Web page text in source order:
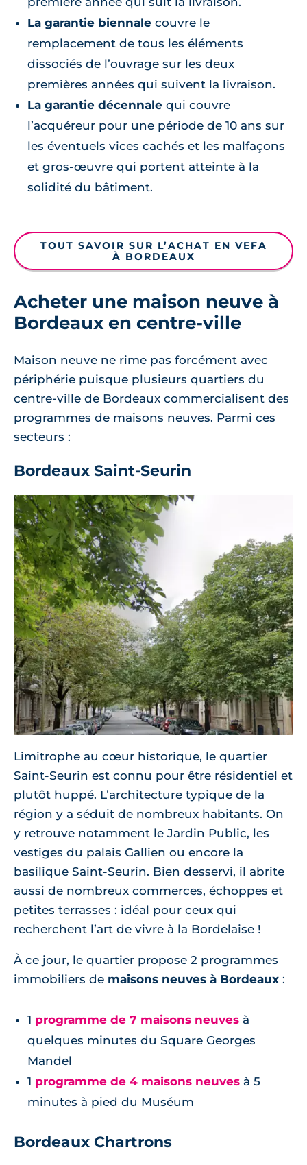
La garantie biennale couvre le
remplacement de tous les éléments
dissociés de l’ouvrage sur les deux
premières années qui suivent la livraison.
La garantie décennale qui couvre
l’acquéreur pour une période de 10 ans sur
les éventuels vices cachés et les malfaçons
et gros-œuvre qui portent atteinte à la
solidité du bâtiment.
TOUT SAVOIR SUR L’ACHAT EN VEFA
À BORDEAUX
Acheter une maison neuve à
Bordeaux en centre-ville
Maison neuve ne rime pas forcément avec
périphérie puisque plusieurs quartiers du
centre-ville de Bordeaux commercialisent des
programmes de maisons neuves. Parmi ces
secteurs :
Bordeaux Saint-Seurin
Limitrophe au cœur historique, le quartier
Saint-Seurin est connu pour être résidentiel et
plutôt huppé. L’architecture typique de la
région y a séduit de nombreux habitants. On
y retrouve notamment le Jardin Public, les
vestiges du palais Gallien ou encore la
basilique Saint-Seurin. Bien desservi, il abrite
aussi de nombreux commerces, échoppes et
petites terrasses : idéal pour ceux qui
recherchent l’art de vivre à la Bordelaise !
À ce jour, le quartier propose 2 programmes
immobiliers de maisons neuves à Bordeaux :
1 programme de 7 maisons neuves à
quelques minutes du Square Georges
Mandel
1 programme de 4 maisons neuves à 5
minutes à pied du Muséum
Bordeaux Chartrons